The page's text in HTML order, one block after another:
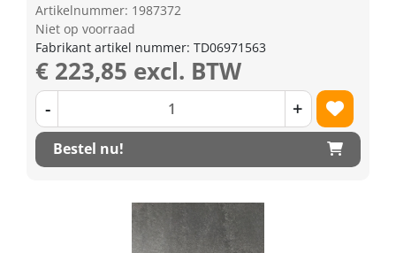
Artikelnummer: 1987372
Niet op voorraad
Fabrikant artikel nummer: TD06971563
€ 223,85 excl. BTW
- +
Bestel nu!